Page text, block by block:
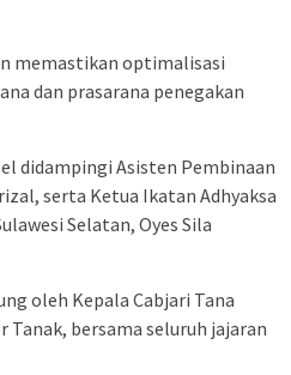
memastikan optimalisasi
dan prasarana penegakan
didampingi Asisten Pembinaan
serta Ketua Ikatan Adhyaksa
Selatan, Oyes Sila
oleh Kepala Cabjari Tana
Tanak, bersama seluruh jajaran